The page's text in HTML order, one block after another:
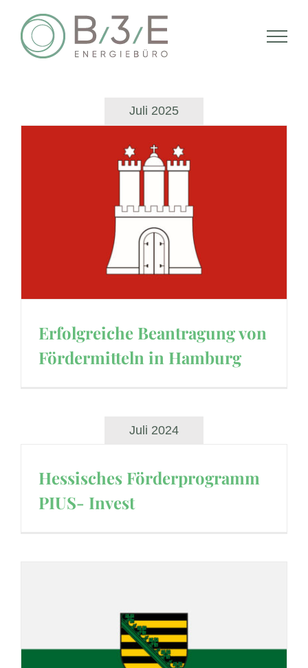
Inhalt
springen
Juli 2025
Erfolgreiche Beantragung von
Fördermitteln in Hamburg
Juli 2024
Hessisches Förderprogramm
PIUS- Invest